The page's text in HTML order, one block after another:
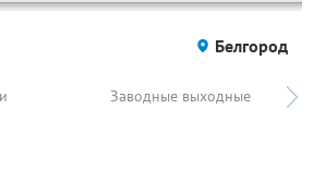
Белгород
Заводные выходные